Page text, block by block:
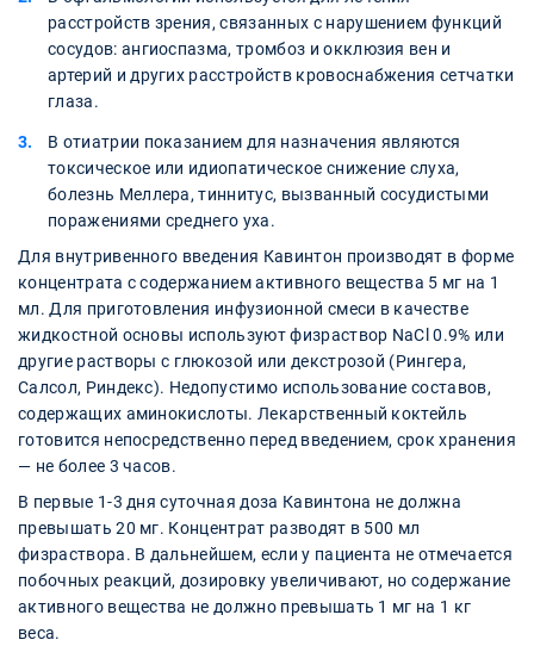
расстройств зрения, связанных с нарушением функций
сосудов: ангиоспазма, тромбоз и окклюзия вен и
артерий и других расстройств кровоснабжения сетчатки
глаза.
В отиатрии показанием для назначения являются
токсическое или идиопатическое снижение слуха,
болезнь Меллера, тиннитус, вызванный сосудистыми
поражениями среднего уха.
Для внутривенного введения Кавинтон производят в форме
концентрата с содержанием активного вещества 5 мг на 1
мл. Для приготовления инфузионной смеси в качестве
жидкостной основы используют физраствор NaCl 0.9% или
другие растворы с глюкозой или декстрозой (Рингера,
Салсол, Риндекс). Недопустимо использование составов,
содержащих аминокислоты. Лекарственный коктейль
готовится непосредственно перед введением, срок хранения
— не более 3 часов.
В первые 1-3 дня суточная доза Кавинтона не должна
превышать 20 мг. Концентрат разводят в 500 мл
физраствора. В дальнейшем, если у пациента не отмечается
побочных реакций, дозировку увеличивают, но содержание
активного вещества не должно превышать 1 мг на 1 кг
веса.